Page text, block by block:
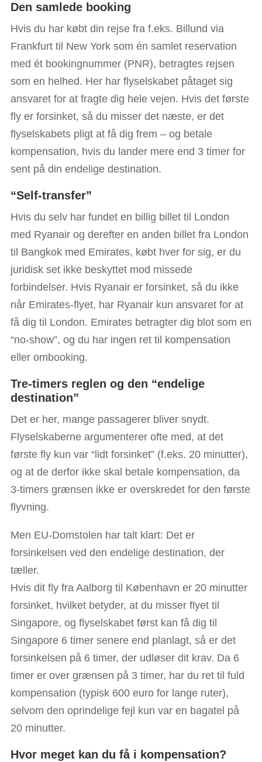
Den samlede booking
Hvis du har købt din rejse fra f.eks. Billund via
Frankfurt til New York som én samlet reservation
med ét bookingnummer (PNR), betragtes rejsen
som en helhed. Her har flyselskabet påtaget sig
ansvaret for at fragte dig hele vejen. Hvis det første
fly er forsinket, så du misser det næste, er det
flyselskabets pligt at få dig frem – og betale
kompensation, hvis du lander mere end 3 timer for
sent på din endelige destination.
“Self-transfer”
Hvis du selv har fundet en billig billet til London
med Ryanair og derefter en anden billet fra London
til Bangkok med Emirates, købt hver for sig, er du
juridisk set ikke beskyttet mod missede
forbindelser. Hvis Ryanair er forsinket, så du ikke
når Emirates-flyet, har Ryanair kun ansvaret for at
få dig til London. Emirates betragter dig blot som en
“no-show”, og du har ingen ret til kompensation
eller ombooking.
Tre-timers reglen og den “endelige
destination”
Det er her, mange passagerer bliver snydt.
Flyselskaberne argumenterer ofte med, at det
første fly kun var “lidt forsinket” (f.eks. 20 minutter),
og at de derfor ikke skal betale kompensation, da
3-timers grænsen ikke er overskredet for den første
flyvning.
Men EU-Domstolen har talt klart: Det er
forsinkelsen ved den endelige destination, der
tæller.
Hvis dit fly fra Aalborg til København er 20 minutter
forsinket, hvilket betyder, at du misser flyet til
Singapore, og flyselskabet først kan få dig til
Singapore 6 timer senere end planlagt, så er det
forsinkelsen på 6 timer, der udløser dit krav. Da 6
timer er over grænsen på 3 timer, har du ret til fuld
kompensation (typisk 600 euro for lange ruter),
selvom den oprindelige fejl kun var en bagatel på
20 minutter.
Hvor meget kan du få i kompensation?